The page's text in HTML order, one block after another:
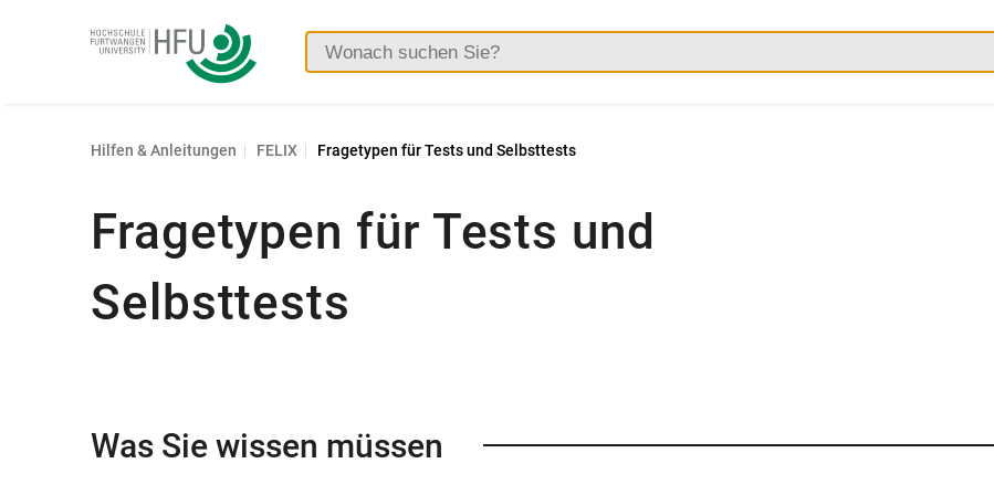
Hochschule
Furtwangen
Hilfen & Anleitungen FELIX Fragetypen für Tests und Selbsttests
Fragetypen für Tests und
Selbsttests
Was Sie wissen müssen